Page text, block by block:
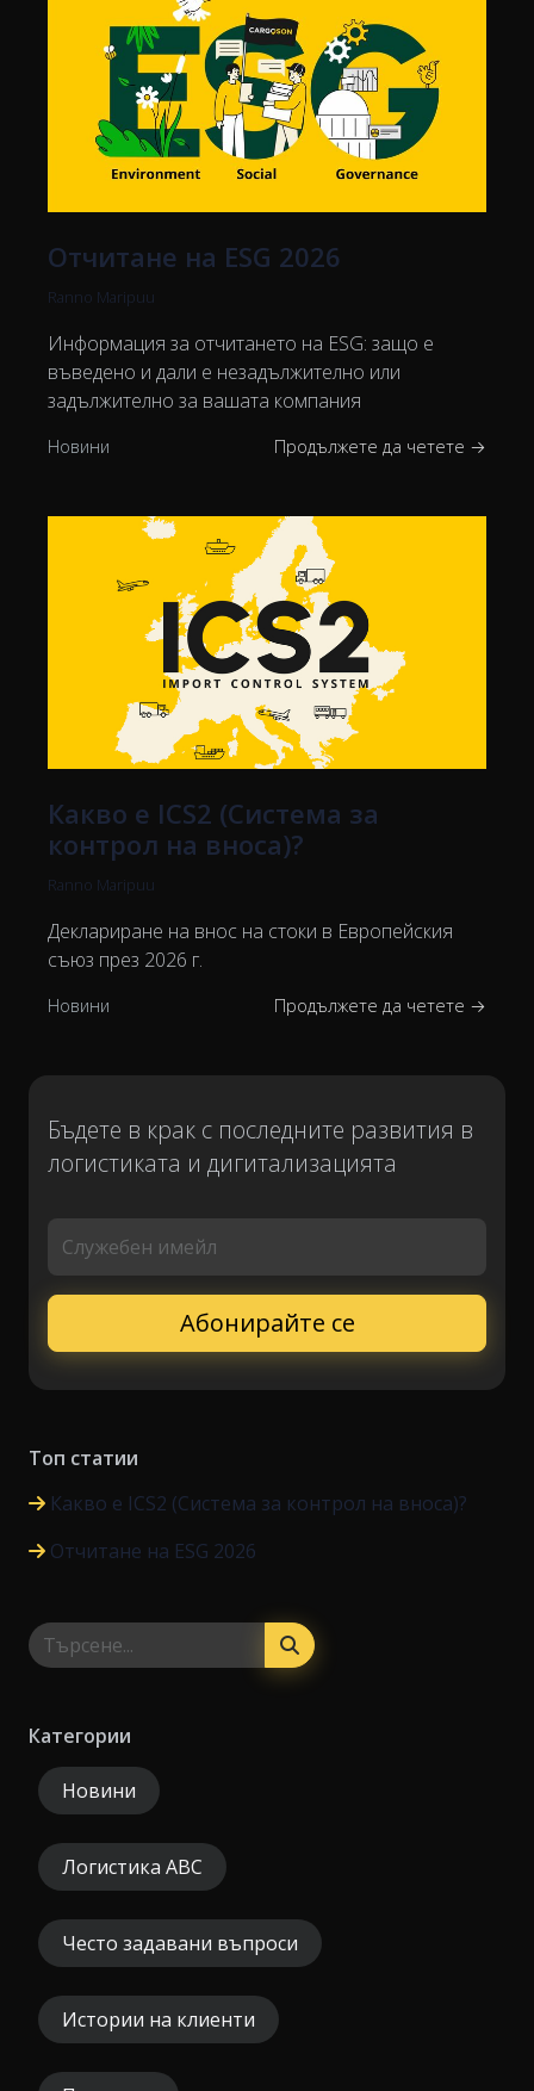
Отчитане на ESG 2026
Ranno Maripuu
Информация за отчитането на ESG: защо е
въведено и дали е незадължително или
задължително за вашата компания
Новини Продължете да четете →
Какво е ICS2 (Система за
контрол на вноса)?
Ranno Maripuu
Деклариране на внос на стоки в Европейския
съюз през 2026 г.
Новини Продължете да четете →
Бъдете в крак с последните развития в
логистиката и дигитализацията
Служебен имейл
Топ статии
Какво е ICS2 (Система за контрол на вноса)?
Отчитане на ESG 2026
Категории
Новини
Логистика ABC
Често задавани въпроси
Истории на клиенти